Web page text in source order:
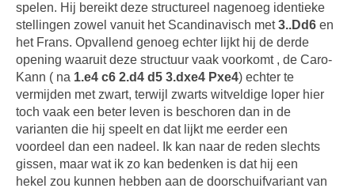
spelen. Hij bereikt deze structureel nagenoeg identieke
stellingen zowel vanuit het Scandinavisch met3..Dd6 en
het Frans. Opvallend genoeg echter lijkt hij de derde
opening waaruit deze structuur vaak voorkomt , de Caro-
Kann ( na 1.e4 c6 2.d4 d5 3.dxe4 Pxe4) echter te
vermijden met zwart, terwijl zwarts witveldige loper hier
toch vaak een beter leven is beschoren dan in de
varianten die hij speelt en dat lijkt me eerder een
voordeel dan een nadeel. Ik kan naar de reden slechts
gissen, maar wat ik zo kan bedenken is dat hij een
hekel zou kunnen hebben aan de doorschuifvariant van